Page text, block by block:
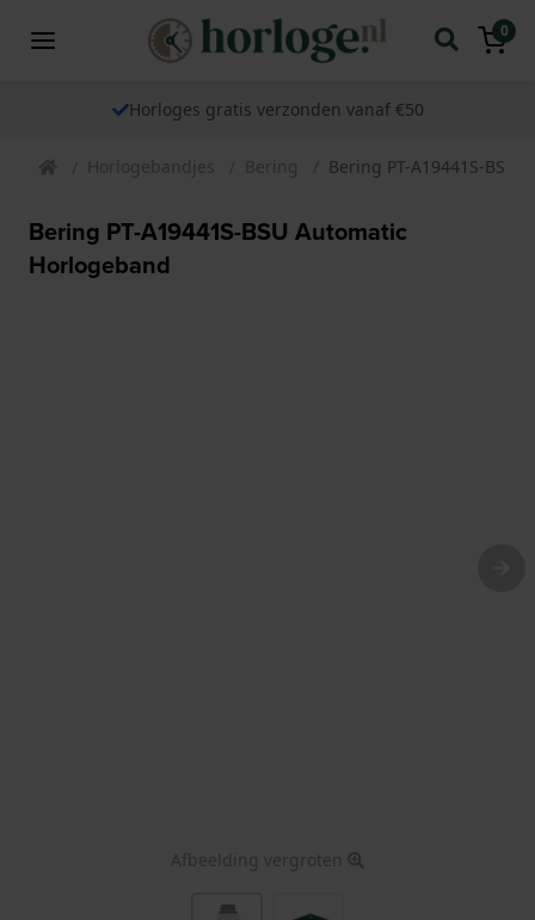
0
Horloges gratis verzonden vanaf €50
Horlogebandjes Bering Bering PT-A19441S-BSU
Bering PT-A19441S-BSU Automatic
Horlogeband
Afbeelding vergroten